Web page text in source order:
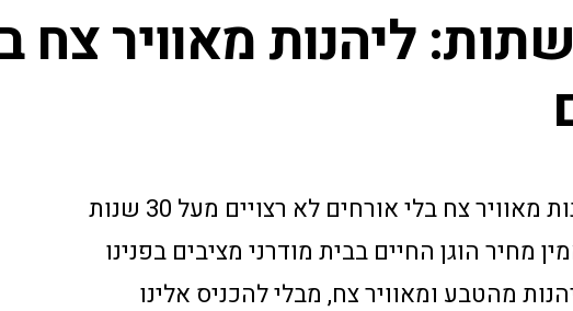
ליהנות מאוויר צח
התקנת רשתות: ליהנות מאוויר צח בלי אורחים לא רצויים מעל 30 שנות
מחיר הוגן החיים בבית מודרני מציבים בפנינו
מהטבע ומאוויר צח, מבלי להכניס אלינו